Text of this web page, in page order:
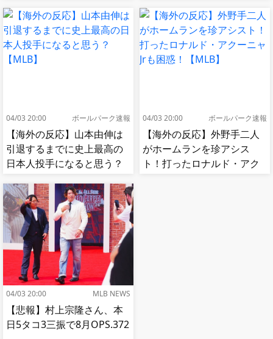
04/03 20:00 ボールパーク速報
【海外の反応】山本由伸は
引退するまでに史上最高の
日本人投手になると思う？
04/03 20:00 ボールパーク速報
【海外の反応】外野手二人
がホームランを珍アシス
ト！打ったロナルド・アク
04/03 20:00 MLB NEWS
【悲報】村上宗隆さん、本
日5タコ3三振で8月OPS.372